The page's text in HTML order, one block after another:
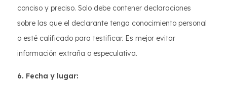
conciso y preciso. Solo debe contener declaraciones
sobre las que el declarante tenga conocimiento personal
o esté calificado para testificar. Es mejor evitar
información extraña o especulativa.
6. Fecha y lugar: